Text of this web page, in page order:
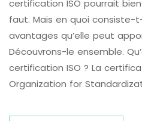
certification ISO pourrait
faut. Mais en quoi consiste-
avantages qu’elle peut
Découvrons-le ensemble.
certification ISO ? La
Organization for